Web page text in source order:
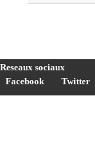
Reseaux sociaux
Facebook
Twitter